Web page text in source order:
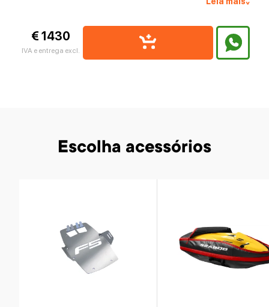
tensão de 220-240 V é suficiente.
€ 1430
IVA e entrega excl.
Escolha acessórios